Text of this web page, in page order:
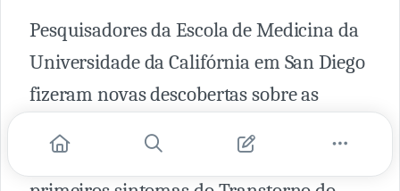
Pesquisadores da Escola de Medicina da
Universidade da Califórnia em San Diego
fizeram novas descobertas sobre as
desde o nascimento até o surgimento dos